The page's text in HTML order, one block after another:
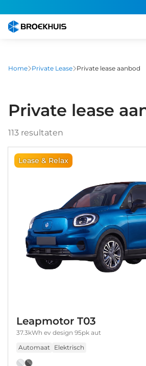
naar
gaan
Home Private Lease Private lease aanbod
Private lease
113 resultaten
Lease & Relax
Leapmotor T03
37.3kWh ev design 95pk aut
Automaat
Elektrisch